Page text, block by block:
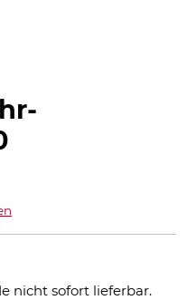
nicht sofort lieferbar.